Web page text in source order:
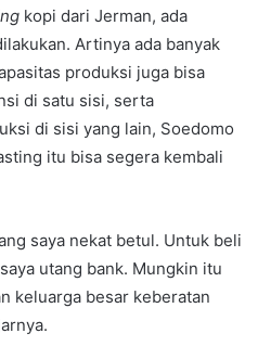
kopi dari Jerman, ada
Artinya ada banyak
produksi juga bisa
di satu sisi, serta
di sisi yang lain, Soedomo
itu bisa segera kembali
saya nekat betul. Untuk beli
utang bank. Mungkin itu
keluarga besar keberatan